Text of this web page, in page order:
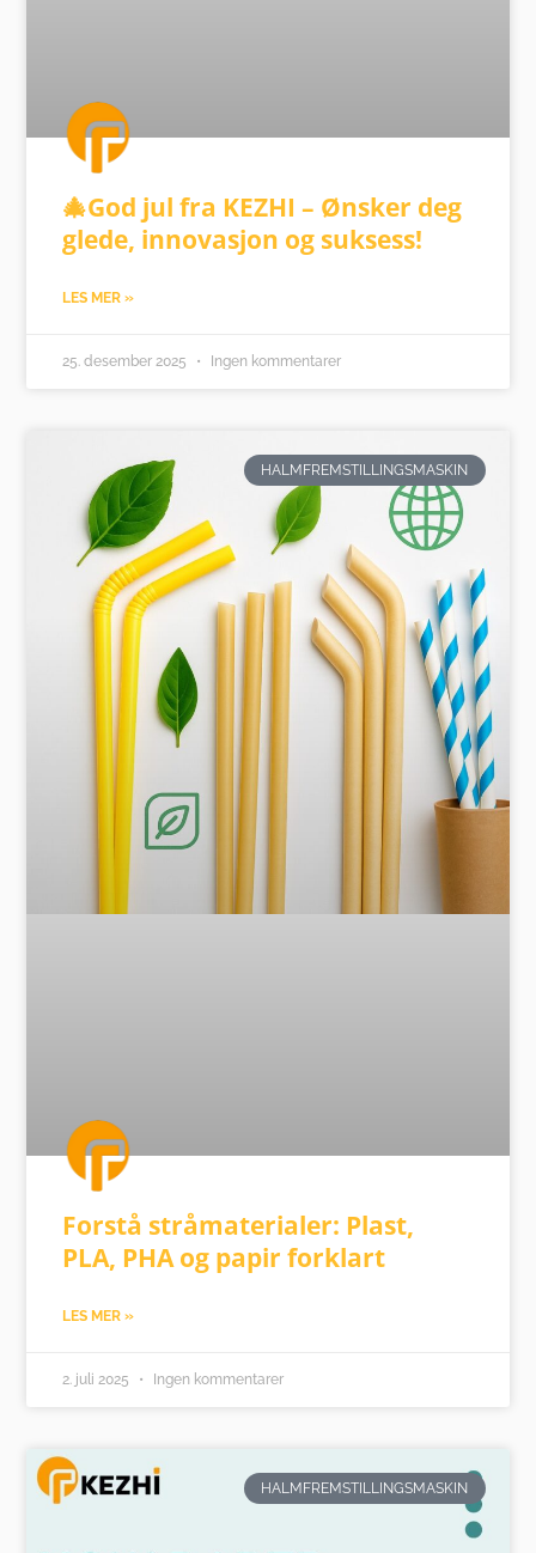
🎄God jul fra KEZHI – Ønsker deg
glede, innovasjon og suksess!
LES MER »
25. desember 2025 Ingen kommentarer
HALMFREMSTILLINGSMASKIN
Forstå stråmaterialer: Plast,
PLA, PHA og papir forklart
LES MER »
2. juli 2025 Ingen kommentarer
HALMFREMSTILLINGSMASKIN